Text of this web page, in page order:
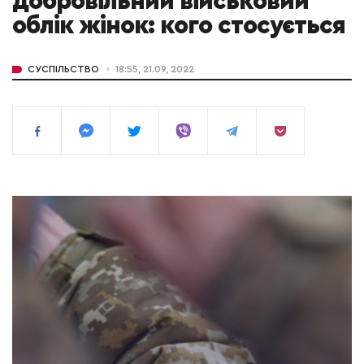
облік жінок: кого стосується
СУСПІЛЬСТВО 18:55, 21.09, 2022